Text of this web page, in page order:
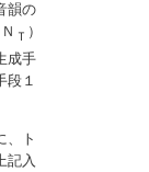
韻の
Ｔ ）
成手
１
、ト
記入